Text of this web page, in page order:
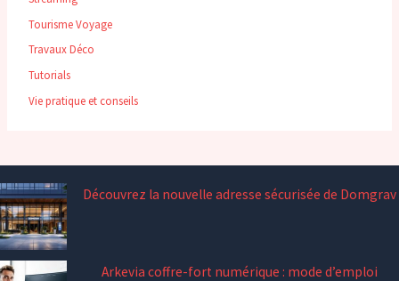
Tourisme Voyage
Travaux Déco
Tutorials
Vie pratique et conseils
Découvrez la nouvelle adresse sécurisée de Domgrav
Arkevia coffre-fort numérique : mode d’emploi